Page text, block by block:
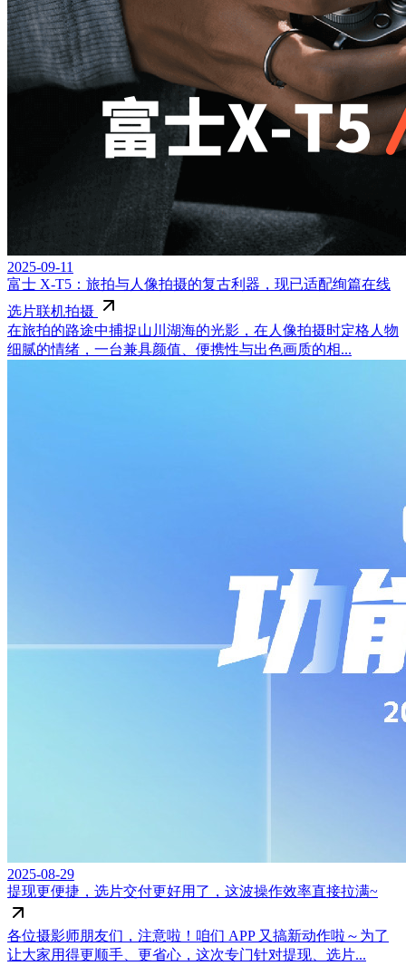
2025-09-11
富士 X-T5：旅拍与人像拍摄的复古利器，现已适配绚篇在线
选片联机拍摄
在旅拍的路途中捕捉山川湖海的光影，在人像拍摄时定格人物
细腻的情绪，一台兼具颜值、便携性与出色画质的相...
2025-08-29
提现更便捷，选片交付更好用了，这波操作效率直接拉满~
各位摄影师朋友们，注意啦！咱们 APP 又搞新动作啦～为了
让大家用得更顺手、更省心，这次专门针对提现、选片...